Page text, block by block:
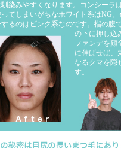
染みやすくなります。コンシーラ
てしまいがちなホワイト系はNG。
するのはピンク系なのです。指の腹
の下に押し込
ファンデを顔
に伸ばせば、
なるクマを隠
す。